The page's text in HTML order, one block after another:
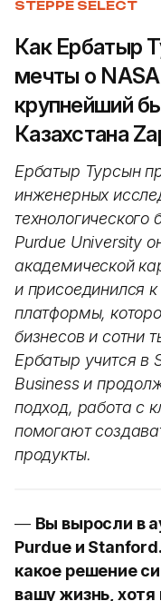
STEPPE SELECT
Как Ербатыр
мечты о
крупнейший
Казахстана
Ербатыр Турсын
инженерных
Purdue University
академической
и присоединился
платформы,
бизнесов и сотни
Ербатыр учится в
Business и
подход, работа с
помогают
продукты.
— Вы выросли в
Purdue и
какое решение
вашу жизнь,